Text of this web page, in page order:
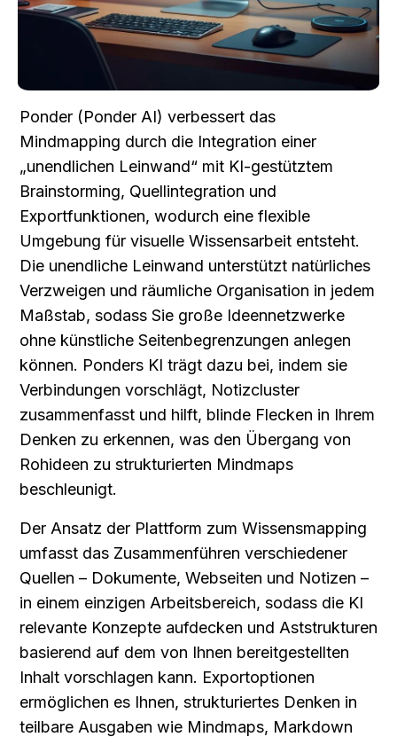
Ponder (Ponder AI) verbessert das
Mindmapping durch die Integration einer
„unendlichen Leinwand“ mit KI-gestütztem
Brainstorming, Quellintegration und
Exportfunktionen, wodurch eine flexible
Umgebung für visuelle Wissensarbeit entsteht.
Die unendliche Leinwand unterstützt natürliches
Verzweigen und räumliche Organisation in jedem
Maßstab, sodass Sie große Ideennetzwerke
ohne künstliche Seitenbegrenzungen anlegen
können. Ponders KI trägt dazu bei, indem sie
Verbindungen vorschlägt, Notizcluster
zusammenfasst und hilft, blinde Flecken in Ihrem
Denken zu erkennen, was den Übergang von
Rohideen zu strukturierten Mindmaps
beschleunigt.
Der Ansatz der Plattform zum Wissensmapping
umfasst das Zusammenführen verschiedener
Quellen – Dokumente, Webseiten und Notizen –
in einem einzigen Arbeitsbereich, sodass die KI
relevante Konzepte aufdecken und Aststrukturen
basierend auf dem von Ihnen bereitgestellten
Inhalt vorschlagen kann. Exportoptionen
ermöglichen es Ihnen, strukturiertes Denken in
teilbare Ausgaben wie Mindmaps, Markdown